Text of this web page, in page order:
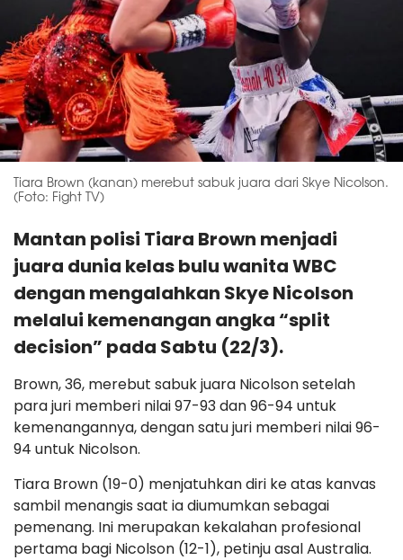
Tiara Brown (kanan) merebut sabuk juara dari Skye Nicolson.
(Foto: Fight TV)
Mantan polisi Tiara Brown menjadi
juara dunia kelas bulu wanita WBC
dengan mengalahkan Skye Nicolson
melalui kemenangan angka “split
decision” pada Sabtu (22/3).
Brown, 36, merebut sabuk juara Nicolson setelah
para juri memberi nilai 97-93 dan 96-94 untuk
kemenangannya, dengan satu juri memberi nilai 96-
94 untuk Nicolson.
Tiara Brown (19-0) menjatuhkan diri ke atas kanvas
sambil menangis saat ia diumumkan sebagai
pemenang. Ini merupakan kekalahan profesional
pertama bagi Nicolson (12-1), petinju asal Australia.